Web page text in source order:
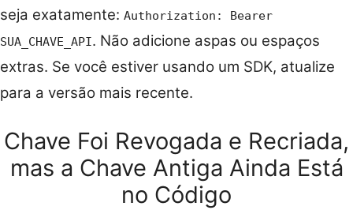
seja exatamente: Authorization: Bearer
SUA_CHAVE_API. Não adicione aspas ou espaços
extras. Se você estiver usando um SDK, atualize
para a versão mais recente.
Chave Foi Revogada e Recriada,
mas a Chave Antiga Ainda Está
no Código